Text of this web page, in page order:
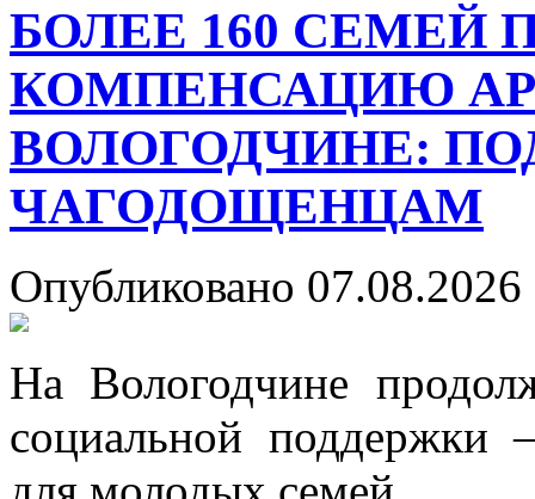
БОЛЕЕ 160 СЕМЕЙ
КОМПЕНСАЦИЮ
ВОЛОГОДЧИНЕ:
ЧАГОДОЩЕНЦАМ
Опубликовано
На Вологодчине
социальной